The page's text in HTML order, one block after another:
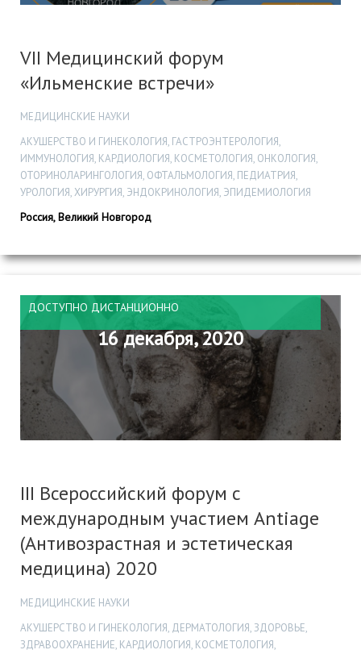
VII Медицинский форум
«Ильменские встречи»
МЕДИЦИНСКИЕ НАУКИ
АКУШЕРСТВО И ГИНЕКОЛОГИЯ, ГАСТРОЭНТЕРОЛОГИЯ,
ИММУНОЛОГИЯ, КАРДИОЛОГИЯ, КОСМЕТОЛОГИЯ, ОНКОЛОГИЯ,
ОТОРИНОЛАРИНГОЛОГИЯ, ОФТАЛЬМОЛОГИЯ, ПЕДИАТРИЯ,
УРОЛОГИЯ, ХИРУРГИЯ, ЭНДОКРИНОЛОГИЯ, ЭПИДЕМИОЛОГИЯ
Россия, Великий Новгород
ДОСТУПНО ДИСТАНЦИОННО
16 декабря, 2020
III Всероссийский форум с
международным участием Antiage
(Антивозрастная и эстетическая
медицина) 2020
МЕДИЦИНСКИЕ НАУКИ
АКУШЕРСТВО И ГИНЕКОЛОГИЯ, ДЕРМАТОЛОГИЯ, ЗДОРОВЬЕ,
ЗДРАВООХРАНЕНИЕ, КАРДИОЛОГИЯ, КОСМЕТОЛОГИЯ,